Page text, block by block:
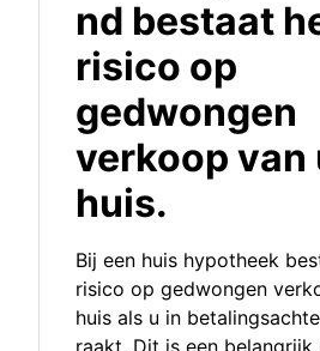
nd bestaat
risico op
gedwongen
verkoop van
huis.
Bij een huis hypotheek
risico op gedwongen
huis als u in